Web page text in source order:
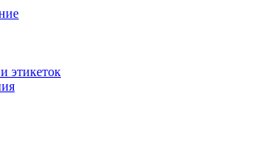
этикеток